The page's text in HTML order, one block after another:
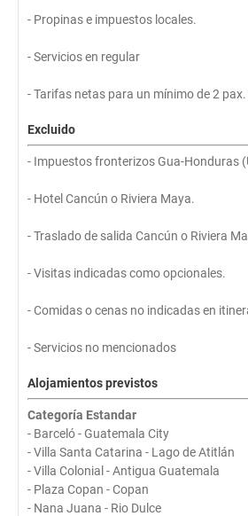
- Propinas e impuestos locales.
- Servicios en regular
- Tarifas netas para un mínimo de 2 pax.
Excluido
- Impuestos fronterizos Gua-Honduras
- Hotel Cancún o Riviera Maya.
- Traslado de salida Cancún o Riviera
- Visitas indicadas como opcionales.
- Comidas o cenas no indicadas en
- Servicios no mencionados
Alojamientos previstos
Categoría Estandar
- Barceló - Guatemala City
- Villa Santa Catarina - Lago de Atitlán
- Villa Colonial - Antigua Guatemala
- Plaza Copan - Copan
- Nana Juana - Rio Dulce